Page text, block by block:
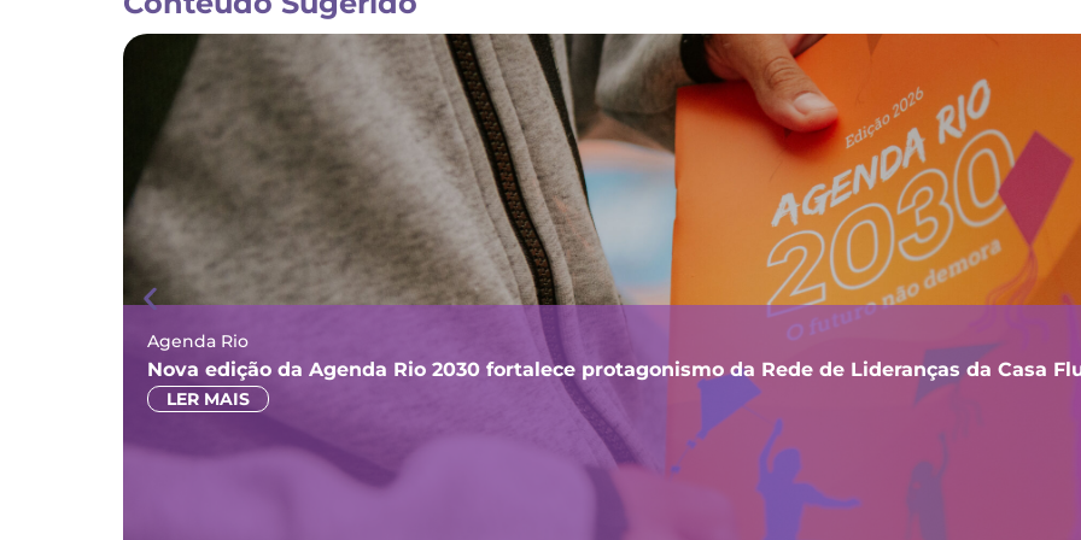
Agenda Rio
Nova edição da Agenda Rio 2030 fortalece protagonismo da Rede de Lideranças da Casa
LER MAIS